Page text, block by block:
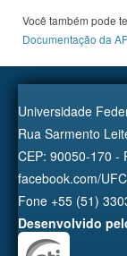
Você também pode
Documentação da
Universidade
Rua Sarmento
CEP: 90050-170 -
facebook.com/
Fone +55 (51)
Desenvolvido